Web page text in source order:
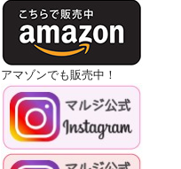
アマゾンでも販売中！